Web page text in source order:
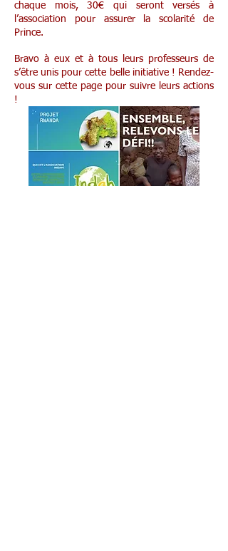
chaque mois, 30€ qui seront versés à
l’association pour assurer la scolarité de
Prince.
Bravo à eux et à tous leurs professeurs de
s’être unis pour cette belle initiative ! Rendez-
vous sur cette page pour suivre leurs actions
!